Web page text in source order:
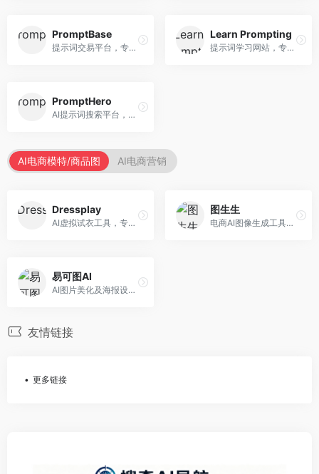
PromptBase
提示词交易平台，专注于高质量提示词买卖。面向AI创作者，提供提示词交易、模板购买、创作者收益等服务，提示词质量高。
Learn Prompting
提示词学习网站，专注于提示词工程教育。面向AI学习者，提供提示词教程、最佳实践、案例研究等资源，教学内容系统。
PromptHero
AI提示词搜索平台，整合多种AI工具提示词资源。面向AI创作者，提供提示词搜索、模板库、社区分享等服务，提示词资源丰富。
AI电商模特/商品图 AI电商营销
Dressplay
AI虚拟试衣工具，专注于服装电商体验。面向服装电商，提供虚拟试穿、尺码推荐、穿搭建议等服务，试衣体验真实。
图生生
电商AI图像生成工具，专注于商品图创作。面向电商卖家，提供商品图生成、背景替换、批量处理等服务，商品图质量高。
易可图AI
AI图片美化及海报设计平台，专注于电商视觉设计。面向电商卖家，提供图片美化、海报设计、营销素材等服务，设计效率高。
友情链接
更多链接